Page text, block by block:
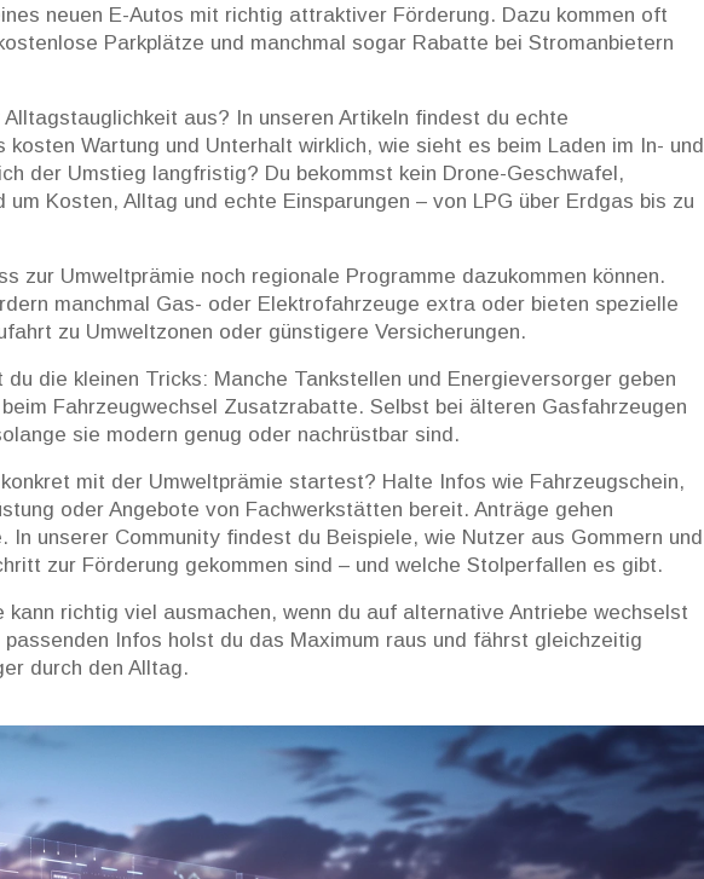
neuen E-Autos mit richtig attraktiver Förderung. Dazu kommen oft
Parkplätze und manchmal sogar Rabatte bei Stromanbietern
Alltagstauglichkeit aus? In unseren Artikeln findest du echte
kosten Wartung und Unterhalt wirklich, wie sieht es beim Laden im In- und
der Umstieg langfristig? Du bekommst kein Drone-Geschwafel,
um Kosten, Alltag und echte Einsparungen – von LPG über Erdgas bis zu
zur Umweltprämie noch regionale Programme dazukommen können.
manchmal Gas- oder Elektrofahrzeuge extra oder bieten spezielle
zu Umweltzonen oder günstigere Versicherungen.
die kleinen Tricks: Manche Tankstellen und Energieversorger geben
Fahrzeugwechsel Zusatzrabatte. Selbst bei älteren Gasfahrzeugen
sie modern genug oder nachrüstbar sind.
mit der Umweltprämie startest? Halte Infos wie Fahrzeugschein,
oder Angebote von Fachwerkstätten bereit. Anträge gehen
In unserer Community findest du Beispiele, wie Nutzer aus Gommern und
zur Förderung gekommen sind – und welche Stolperfallen es gibt.
kann richtig viel ausmachen, wenn du auf alternative Antriebe wechselst
Infos holst du das Maximum raus und fährst gleichzeitig
durch den Alltag.